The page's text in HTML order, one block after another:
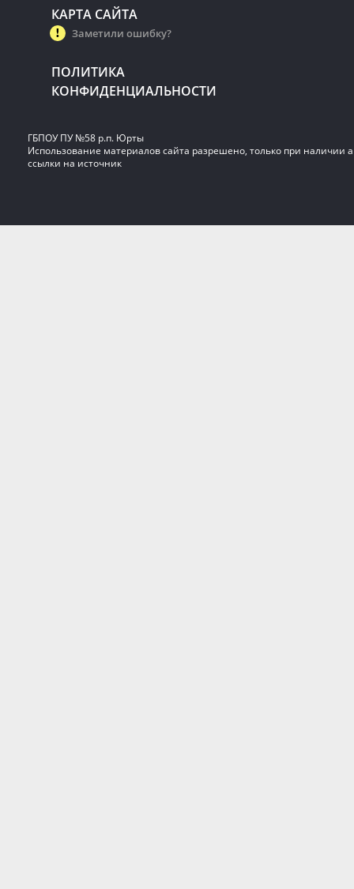
КАРТА САЙТА
Заметили ошибку?
ПОЛИТИКА
КОНФИДЕНЦИАЛЬНОСТИ
ГБПОУ ПУ №58 р.п. Юрты
Использование материалов сайта разрешено, только при наличии
ссылки на источник